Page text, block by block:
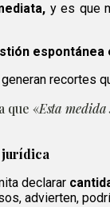
y es que
recortes
que «Esta
jurídica
declarar
advierten,